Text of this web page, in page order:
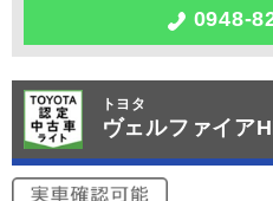
0948-
トヨタ
ヴェルファイア